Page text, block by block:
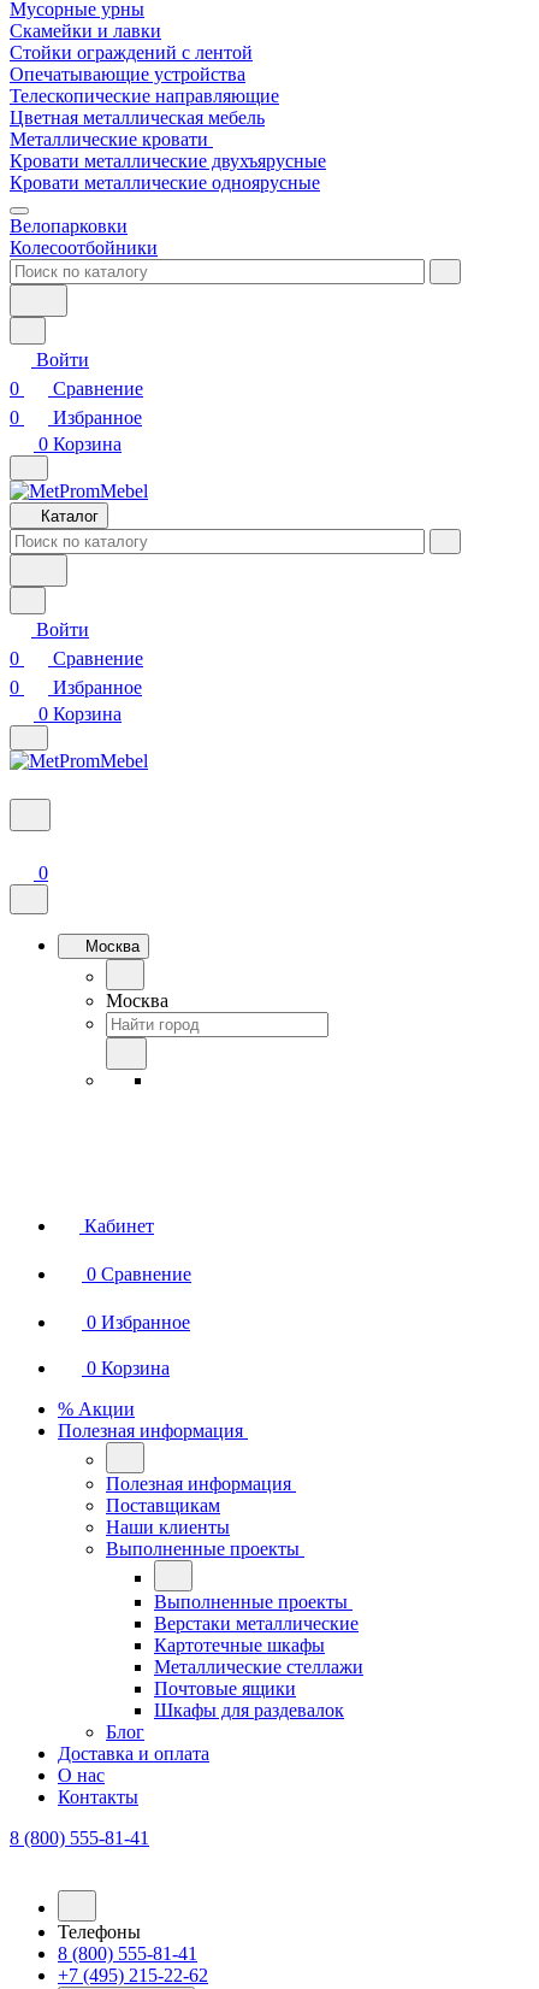
Мусорные урны
Скамейки и лавки
Стойки ограждений с лентой
Опечатывающие устройства
Телескопические направляющие
Цветная металлическая мебель
Металлические кровати
Кровати металлические двухъярусные
Кровати металлические одноярусные
Велопарковки
Колесоотбойники
Войти
0
Сравнение
0
Избранное
0 Корзина
Каталог
Войти
0
Сравнение
0
Избранное
0 Корзина
0
Москва
Москва
Кабинет
0 Сравнение
0 Избранное
0 Корзина
% Акции
Полезная информация
Полезная информация
Поставщикам
Наши клиенты
Выполненные проекты
Выполненные проекты
Верстаки металлические
Картотечные шкафы
Металлические стеллажи
Почтовые ящики
Шкафы для раздевалок
Блог
Доставка и оплата
О нас
Контакты
8 (800) 555-81-41
Телефоны
8 (800) 555-81-41
+7 (495) 215-22-62